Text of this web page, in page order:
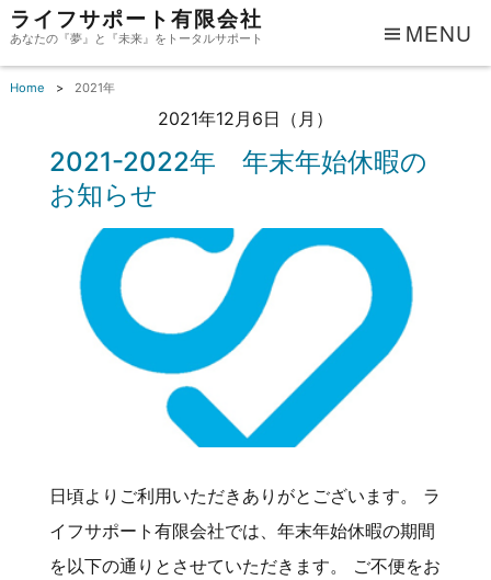
ライフサポート有限会社
あなたの『夢』と『未来』をトータルサポート MENU
Home 2021年
2021年12月6日（月）
2021-2022年 年末年始休暇の
お知らせ
日頃よりご利用いただきありがとございます。 ラ
イフサポート有限会社では、年末年始休暇の期間
を以下の通りとさせていただきます。 ご不便をお